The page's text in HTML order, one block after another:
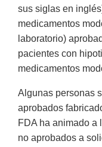
sus siglas en
medicamentos
laboratorio)
pacientes con
medicamentos
Algunas personas
aprobados
FDA ha animado a
no aprobados a